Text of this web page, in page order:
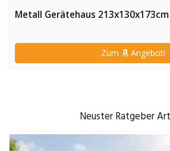
Metall Gerätehaus
Zum Angebot!
Neuster Ratgeber